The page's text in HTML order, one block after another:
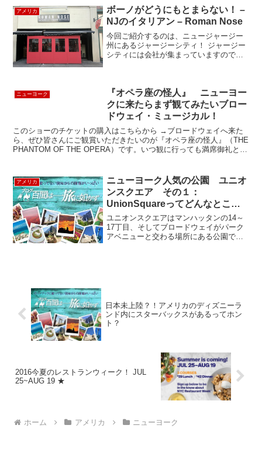
バーです。お店の名前は、茶色い鉄の扉
に、小さく書い...
アメリカ
ボーノがどうにもとまらない！ –
NJのイタリアン – Roman Nose
今回ご紹介するのは、ニュージャージー
州にあるジャージーシティ！ ジャージー
シティには会社が集まっていますので、
リアから来た家族が始めた...
ニューヨーク
『オペラ座の怪人』 ニューヨー
クに来たらまず観てみたいブロー
ドウェイ・ミュージカル！
このショーのチケットの購入はこちらから →ブロードウェイへ来た
ら、ぜひ皆さんにご観賞いただきたいのが『オペラ座の怪人』（THE
PHANTOM OF THE OPERA）です。いつ観に行っても満席御礼とい
アメリカ
ニューヨーク人気の公園 ユニオ
ンスクエア その１：
UnionSquareってどんなとこ
ろ？
ユニオンスクエアはマンハッタンの14～
17丁目、そしてブロードウェイがパーク
アベニューと交わる場所にある公園で
日本未上陸？！アメリカのディズニーラ
ンド内にスターバックスがあるってホン
ト？
2016今夏のレストランウィーク！ JUL
25~AUG 19 ★
ホーム アメリカ ニューヨーク